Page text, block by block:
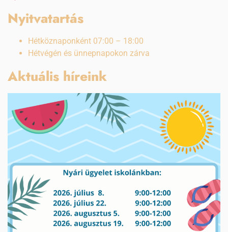
Nyitvatartás
Hétköznaponként 07:00 – 18:00
Hétvégén és ünnepnapokon zárva
Aktuális híreink